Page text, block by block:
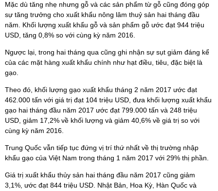
Mặc dù tăng nhẹ nhưng gỗ và các sản phẩm từ gỗ cũng đóng góp
sự tăng trưởng cho xuất khẩu nông lâm thuỷ sản hai tháng đầu
năm. Khối lượng xuất khẩu gỗ và sản phẩm gỗ ước đạt 944 triệu
USD, tăng 0,8% so với cùng kỳ năm 2016.
Ngược lại, trong hai tháng qua cũng ghi nhận sự sụt giảm đáng kể
của các mặt hàng xuất khẩu chính như hạt điều, tiêu, đặc biệt là
gạo.
Theo đó, khối lượng gạo xuất khẩu tháng 2 năm 2017 ước đạt
462.000 tấn với giá trị đạt 104 triệu USD, đưa khối lượng xuất khẩu
gạo hai tháng đầu năm 2017 ước đạt 799.000 tấn và 248 triệu
USD, giảm 17,2% về khối lượng và giảm 40,6% về giá trị so với
cùng kỳ năm 2016.
Trung Quốc vẫn tiếp tục đứng vị trí thứ nhất về thị trường nhập
khẩu gạo của Việt Nam trong tháng 1 năm 2017 với 29% thị phần.
Giá trị xuất khẩu thủy sản hai tháng đầu năm 2017 cũng giảm
3,1%, ước đạt 844 triệu USD. Nhật Bản, Hoa Kỳ, Hàn Quốc và